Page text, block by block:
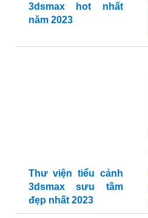
3dsmax hot nhất
năm 2023
Thư viện tiểu cảnh
3dsmax sưu tầm
đẹp nhất 2023